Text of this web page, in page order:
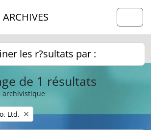
ARCHIVES
les r?sultats par :
de 1 résultats
archivistique
Ltd.